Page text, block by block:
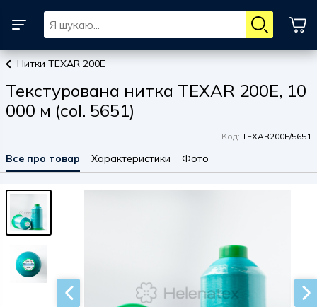
Нитки TEXAR 200E
Текстурована нитка TEXAR 200E, 10
000 м (col. 5651)
Код: TEXAR200E/5651
Все про товар Характеристики Фото